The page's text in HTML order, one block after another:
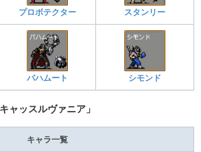
プロボテクター スタンリー
バハムート シモンド
ャッスルヴァニア」
キャラ一覧